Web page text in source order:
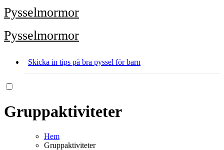
Pysselmormor
Pysselmormor
Skicka in tips på bra pyssel för barn
Gruppaktiviteter
Hem
Gruppaktiviteter